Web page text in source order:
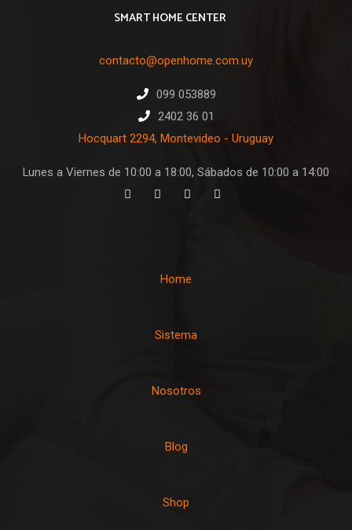
SMART HOME CENTER
contacto@openhome.com.uy
099 053889
2402 36 01
Hocquart 2294, Montevideo - Uruguay
Lunes a Viernes de 10:00 a 18:00, Sábados de 10:00 a 14:00
Home
Sistema
Nosotros
Blog
Shop